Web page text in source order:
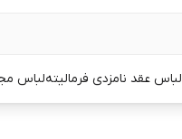
لباس عقد نامزدی فرمالیتهلباس